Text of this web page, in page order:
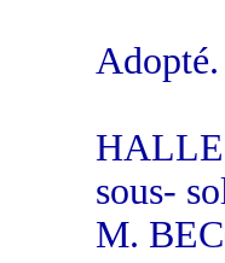
Adopté.
sous-
M.